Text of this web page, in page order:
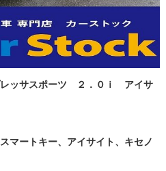
ッサスポーツ ２．０ｉ アイサ
マートキー、アイサイト、キセノ